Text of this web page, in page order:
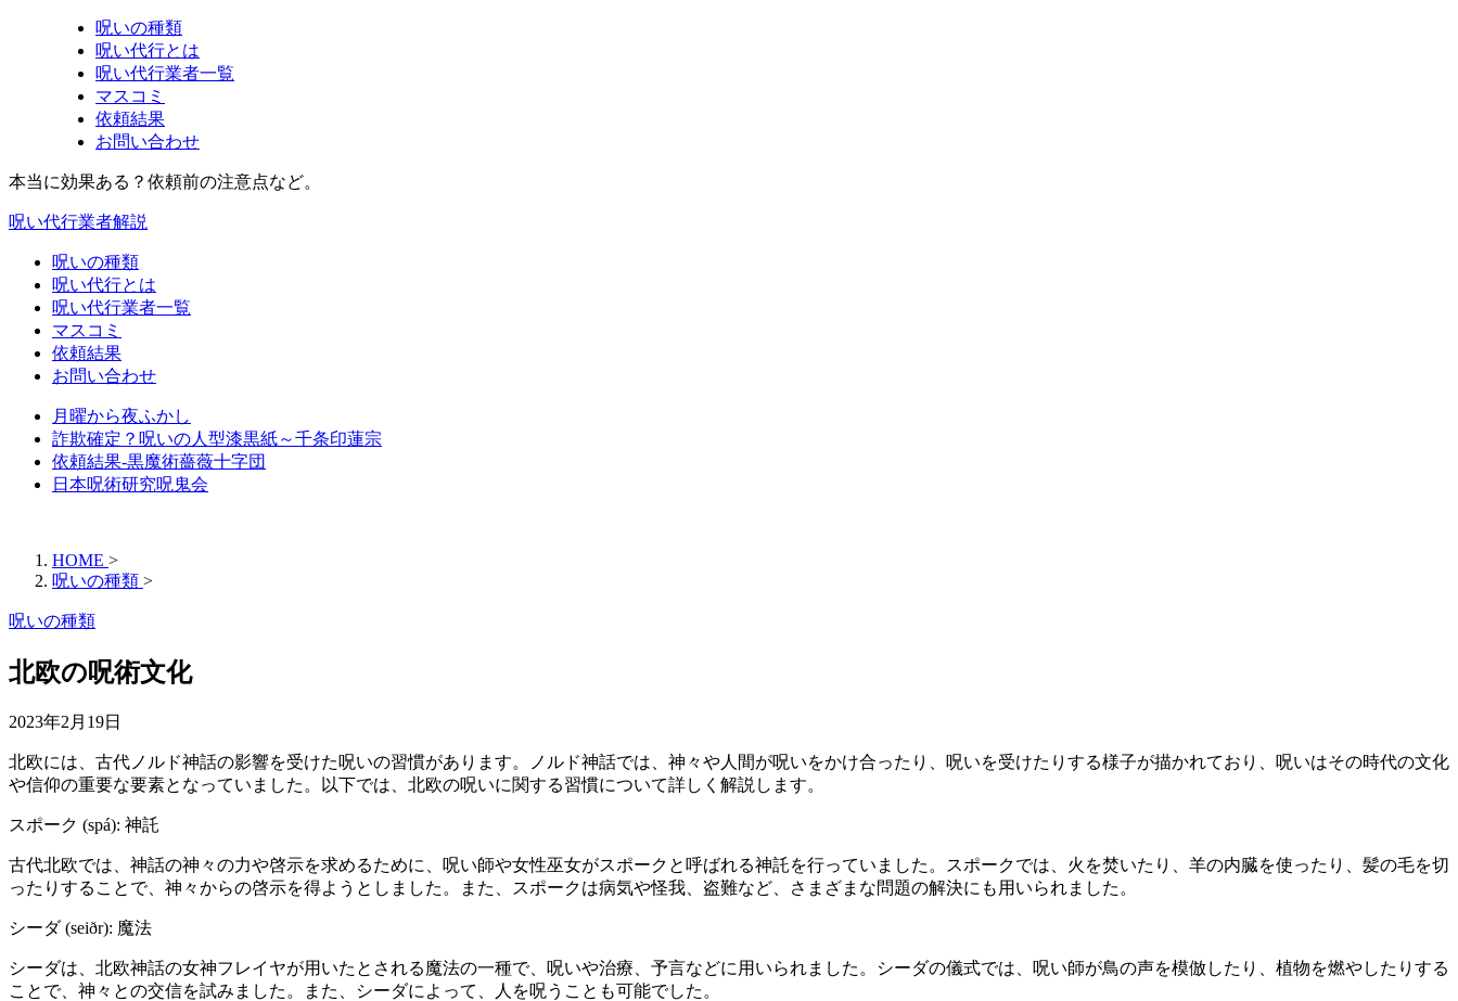
呪いの種類
呪い代行とは
呪い代行業者一覧
マスコミ
依頼結果
お問い合わせ
本当に効果ある？依頼前の注意点など。
呪い代行業者解説
呪いの種類
呪い代行とは
呪い代行業者一覧
マスコミ
依頼結果
お問い合わせ
月曜から夜ふかし
詐欺確定？呪いの人型漆黒紙～千条印蓮宗
依頼結果-黒魔術薔薇十字団
日本呪術研究呪鬼会
HOME >
呪いの種類 >
呪いの種類
北欧の呪術文化
2023年2月19日
北欧には、古代ノルド神話の影響を受けた呪いの習慣があります。ノルド神話では、神々や人間が呪いをかけ合ったり、呪いを受けたりする様子が描かれており、呪いはその時代の文化
や信仰の重要な要素となっていました。以下では、北欧の呪いに関する習慣について詳しく解説します。
スポーク (spá): 神託
古代北欧では、神話の神々の力や啓示を求めるために、呪い師や女性巫女がスポークと呼ばれる神託を行っていました。スポークでは、火を焚いたり、羊の内臓を使ったり、髪の毛を切
ったりすることで、神々からの啓示を得ようとしました。また、スポークは病気や怪我、盗難など、さまざまな問題の解決にも用いられました。
シーダ (seiðr): 魔法
シーダは、北欧神話の女神フレイヤが用いたとされる魔法の一種で、呪いや治療、予言などに用いられました。シーダの儀式では、呪い師が鳥の声を模倣したり、植物を燃やしたりする
ことで、神々との交信を試みました。また、シーダによって、人を呪うことも可能でした。